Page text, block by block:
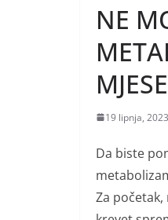
NE
19 lipnja, 2023
Da biste
Za